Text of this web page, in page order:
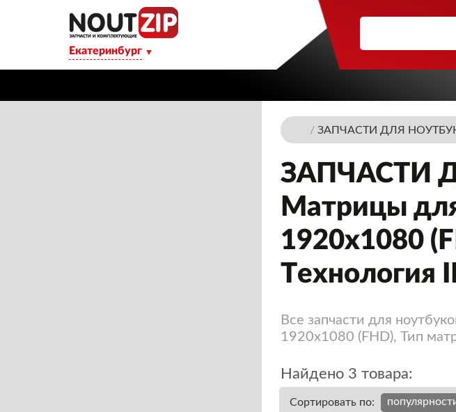
Екатеринбург
/ЗАПЧАСТИ ДЛЯ
ЗАПЧАСТИ
Матрицы
1920x1080
Технология
Все запчасти для
1920x1080 (FHD), Тип
Найдено 3 товара:
Сортировать по: